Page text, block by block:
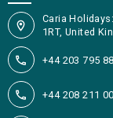
Caria
1RT, United
+44 203 795
+44 208 211